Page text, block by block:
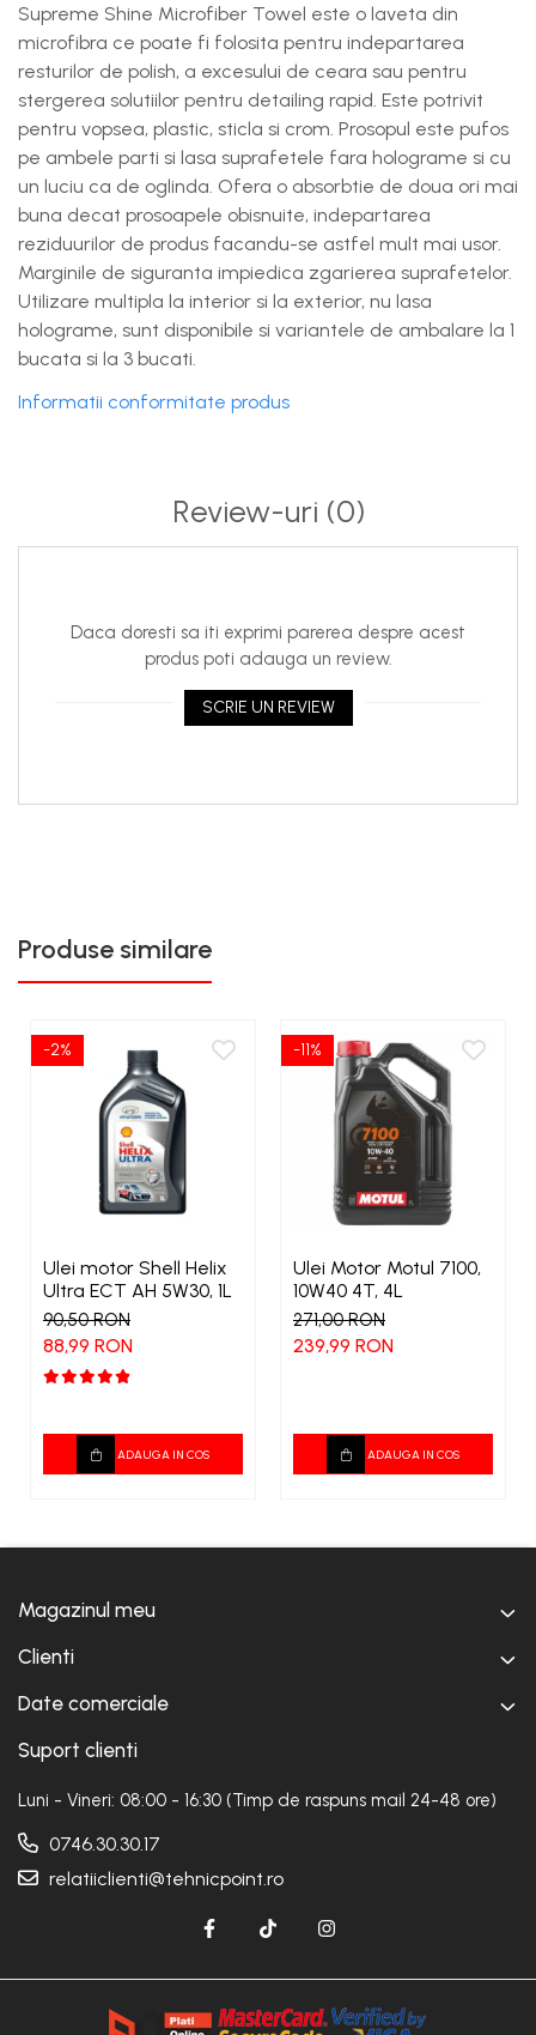
Supreme Shine Microfiber Towel este o laveta din
microfibra ce poate fi folosita pentru indepartarea
resturilor de polish, a excesului de ceara sau pentru
stergerea solutiilor pentru detailing rapid. Este potrivit
pentru vopsea, plastic, sticla si crom. Prosopul este pufos
pe ambele parti si lasa suprafetele fara holograme si cu
un luciu ca de oglinda. Ofera o absorbtie de doua ori mai
buna decat prosoapele obisnuite, indepartarea
reziduurilor de produs facandu-se astfel mult mai usor.
Marginile de siguranta impiedica zgarierea suprafetelor.
Utilizare multipla la interior si la exterior, nu lasa
holograme, sunt disponibile si variantele de ambalare la 1
bucata si la 3 bucati.
Informatii conformitate produs
Review-uri (0)
Daca doresti sa iti exprimi parerea despre acest
produs poti adauga un review.
SCRIE UN REVIEW
Produse similare
-2%
Ulei motor Shell Helix
Ultra ECT AH 5W30, 1L
90,50 RON
88,99 RON
ADAUGA IN COS
-11%
Ulei Motor Motul 7100,
10W40 4T, 4L
271,00 RON
239,99 RON
ADAUGA IN COS
Magazinul meu
Clienti
Date comerciale
Suport clienti
Luni - Vineri: 08:00 - 16:30 (Timp de raspuns mail 24-48 ore)
0746.30.30.17
relatiiclienti@tehnicpoint.ro